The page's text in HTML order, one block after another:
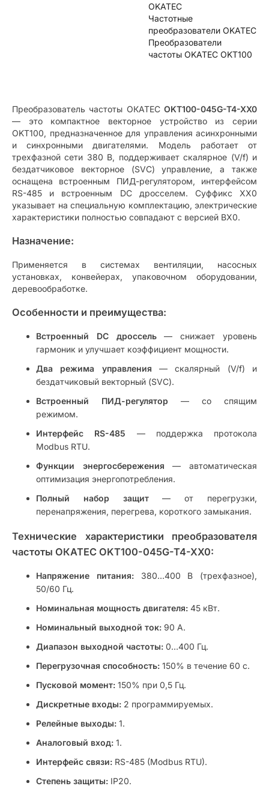
OKATEC
Частотные
преобразователи OKATEC
Преобразователи
частоты OKATEC OKT100
Преобразователь частоты ОКАТЕС OKT100-045G-T4-XX0
— это компактное векторное устройство из серии
OKT100, предназначенное для управления асинхронными
и синхронными двигателями. Модель работает от
трехфазной сети 380 В, поддерживает скалярное (V/f) и
бездатчиковое векторное (SVC) управление, а также
оснащена встроенным ПИД-регулятором, интерфейсом
RS-485 и встроенным DC дросселем. Суффикс XX0
указывает на специальную комплектацию, электрические
характеристики полностью совпадают с версией BX0.
Назначение:
Применяется в системах вентиляции, насосных
установках, конвейерах, упаковочном оборудовании,
деревообработке.
Особенности и преимущества:
Встроенный DC дроссель— снижает уровень
гармоник и улучшает коэффициент мощности.
Два режима управления — скалярный (V/f) и
бездатчиковый векторный (SVC).
Встроенный ПИД-регулятор — со спящим
режимом.
Интерфейс RS-485 — поддержка протокола
Modbus RTU.
Функции энергосбережения — автоматическая
оптимизация энергопотребления.
Полный набор защит— от перегрузки,
перенапряжения, перегрева, короткого замыкания.
Технические характеристики преобразователя
частоты ОКАТЕС OKT100-045G-T4-XX0:
Напряжение питания:380…400 В (трехфазное),
50/60 Гц.
Номинальная мощность двигателя: 45 кВт.
Номинальный выходной ток: 90 А.
Диапазон выходной частоты: 0…400 Гц.
Перегрузочная способность: 150% в течение 60 с.
Пусковой момент: 150% при 0,5 Гц.
Дискретные входы: 2 программируемых.
Релейные выходы: 1.
Аналоговый вход: 1.
Интерфейс связи: RS-485 (Modbus RTU).
Степень защиты: IP20.